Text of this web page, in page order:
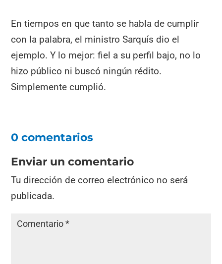
En tiempos en que tanto se habla de cumplir
con la palabra, el ministro Sarquís dio el
ejemplo. Y lo mejor: fiel a su perfil bajo, no lo
hizo público ni buscó ningún rédito.
Simplemente cumplió.
0 comentarios
Enviar un comentario
Tu dirección de correo electrónico no será
publicada.